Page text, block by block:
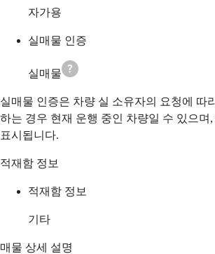
자가용
실매물 인증
실매물
실매물 인증은 차량 실 소유자의 요청에 따
하는 경우 현재 운행 중인 차량일 수 있으며
표시됩니다.
적재함 정보
적재함 정보
기타
매물 상세 설명